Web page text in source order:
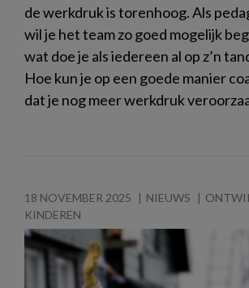
de werkdruk is torenhoog. Als
wil je het team zo goed mogelijk
wat doe je als iedereen al op z’n
Hoe kun je op een goede manier
dat je nog meer werkdruk
18 NOVEMBER 2025 NIEUWS
KINDEREN